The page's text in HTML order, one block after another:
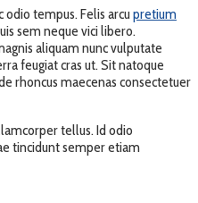
tempus. Felis arcu pretium
sem neque vici libero.
aliquam nunc vulputate
feugiat cras ut. Sit natoque
rhoncus maecenas consectetuer
tellus. Id odio
tincidunt semper etiam